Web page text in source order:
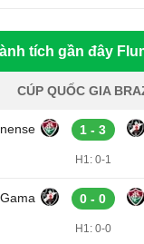
tích gần đây
CÚP QUỐC GIA
1 - 3
H1: 0-1
0 - 0
H1: 0-0